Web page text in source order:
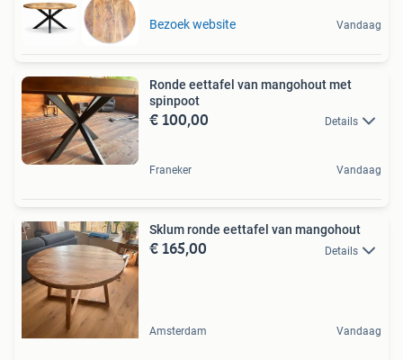
Bezoek website Vandaag
Ronde eettafel van mangohout met
spinpoot
€ 100,00 Details
Franeker Vandaag
Sklum ronde eettafel van mangohout
€ 165,00 Details
Amsterdam Vandaag